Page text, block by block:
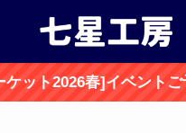
ット2026春]イベントご